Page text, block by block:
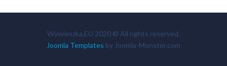
Wywieszka.EU 2020 © All rights reserved.
Joomla Templates by Joomla-Monster.com